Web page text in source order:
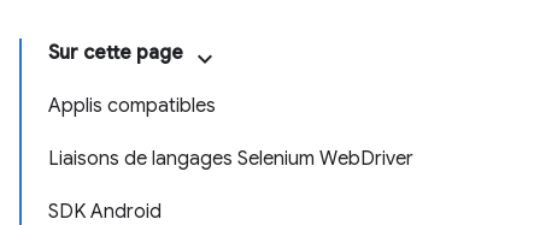
Sur cette page
Applis compatibles
Liaisons de langages Selenium WebDriver
SDK Android